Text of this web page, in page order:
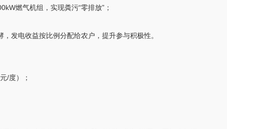
燃气机组，实现粪污“零排放”；
发电收益按比例分配给农户，提升参与积极性。
/度）；